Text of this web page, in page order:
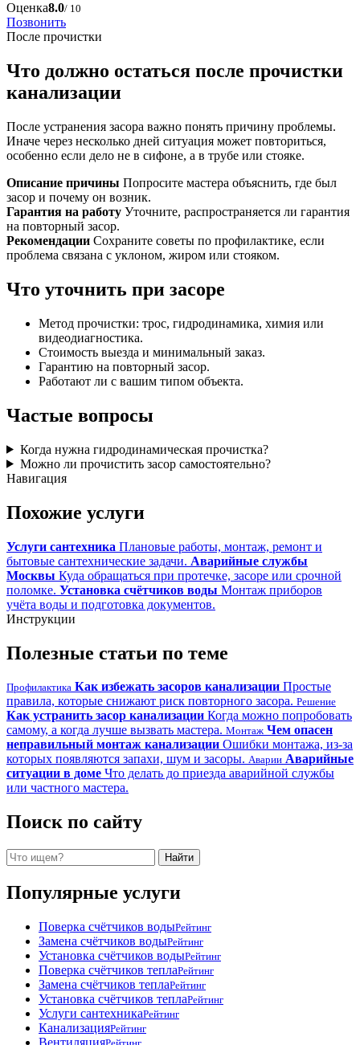
Оценка8.0/ 10
Позвонить
После прочистки
Что должно остаться после прочистки
канализации
После устранения засора важно понять причину проблемы.
Иначе через несколько дней ситуация может повториться,
особенно если дело не в сифоне, а в трубе или стояке.
Описание причины Попросите мастера объяснить, где был
засор и почему он возник.
Гарантия на работу Уточните, распространяется ли гарантия
на повторный засор.
Рекомендации Сохраните советы по профилактике, если
проблема связана с уклоном, жиром или стояком.
Что уточнить при засоре
Метод прочистки: трос, гидродинамика, химия или
видеодиагностика.
Стоимость выезда и минимальный заказ.
Гарантию на повторный засор.
Работают ли с вашим типом объекта.
Частые вопросы
Когда нужна гидродинамическая прочистка?
Можно ли прочистить засор самостоятельно?
Навигация
Похожие услуги
Услуги сантехника Плановые работы, монтаж, ремонт и
бытовые сантехнические задачи. Аварийные службы
Москвы Куда обращаться при протечке, засоре или срочной
поломке. Установка счётчиков воды Монтаж приборов
учёта воды и подготовка документов.
Инструкции
Полезные статьи по теме
Профилактика Как избежать засоров канализации Простые
правила, которые снижают риск повторного засора. Решение
Как устранить засор канализации Когда можно попробовать
самому, а когда лучше вызвать мастера. Монтаж Чем опасен
неправильный монтаж канализации Ошибки монтажа, из-за
которых появляются запахи, шум и засоры. Аварии Аварийные
ситуации в доме Что делать до приезда аварийной службы
или частного мастера.
Поиск по сайту
Поиск Найти
Популярные услуги
Поверка счётчиков водыРейтинг
Замена счётчиков водыРейтинг
Установка счётчиков водыРейтинг
Поверка счётчиков теплаРейтинг
Замена счётчиков теплаРейтинг
Установка счётчиков теплаРейтинг
Услуги сантехникаРейтинг
КанализацияРейтинг
Вентиляция